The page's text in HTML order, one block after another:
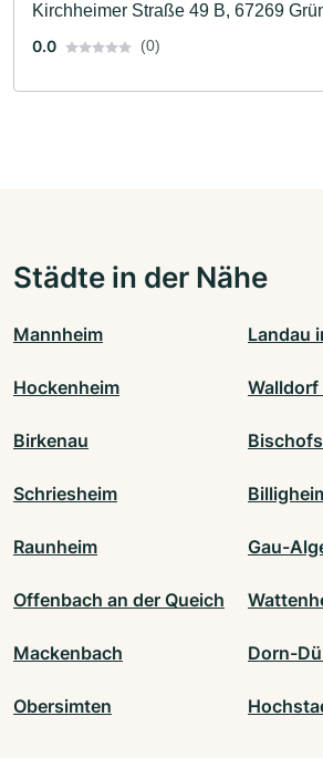
Kirchheimer Straße 49 B, 67269
0.0
(0)
Städte in der Nähe
Mannheim Landau
Hockenheim Walldorf
Birkenau
Schriesheim
Raunheim Gau-
Offenbach an der Queich
Mackenbach Dorn-
Obersimten